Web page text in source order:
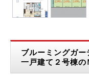
ブルーミングガ
一戸建て２号棟